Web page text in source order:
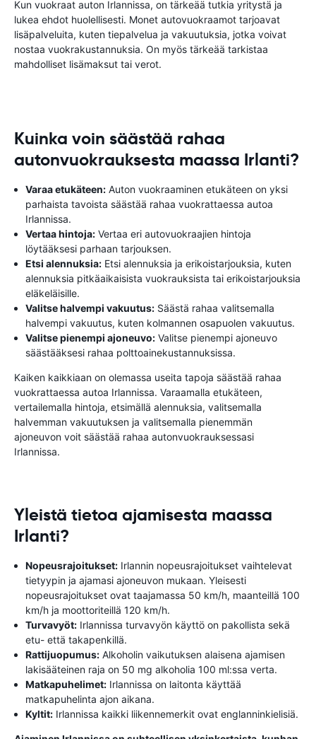
Kun vuokraat auton Irlannissa, on tärkeää tutkia yritystä ja
lukea ehdot huolellisesti. Monet autovuokraamot tarjoavat
lisäpalveluita, kuten tiepalvelua ja vakuutuksia, jotka voivat
nostaa vuokrakustannuksia. On myös tärkeää tarkistaa
mahdolliset lisämaksut tai verot.
Kuinka voin säästää rahaa
autonvuokrauksesta maassa Irlanti?
Varaa etukäteen: Auton vuokraaminen etukäteen on yksi
parhaista tavoista säästää rahaa vuokrattaessa autoa
Irlannissa.
Vertaa hintoja: Vertaa eri autovuokraajien hintoja
löytääksesi parhaan tarjouksen.
Etsi alennuksia: Etsi alennuksia ja erikoistarjouksia, kuten
alennuksia pitkäaikaisista vuokrauksista tai erikoistarjouksia
eläkeläisille.
Valitse halvempi vakuutus: Säästä rahaa valitsemalla
halvempi vakuutus, kuten kolmannen osapuolen vakuutus.
Valitse pienempi ajoneuvo: Valitse pienempi ajoneuvo
säästääksesi rahaa polttoainekustannuksissa.
Kaiken kaikkiaan on olemassa useita tapoja säästää rahaa
vuokrattaessa autoa Irlannissa. Varaamalla etukäteen,
vertailemalla hintoja, etsimällä alennuksia, valitsemalla
halvemman vakuutuksen ja valitsemalla pienemmän
ajoneuvon voit säästää rahaa autonvuokrauksessasi
Irlannissa.
Yleistä tietoa ajamisesta maassa
Irlanti?
Nopeusrajoitukset: Irlannin nopeusrajoitukset vaihtelevat
tietyypin ja ajamasi ajoneuvon mukaan. Yleisesti
nopeusrajoitukset ovat taajamassa 50 km/h, maanteillä 100
km/h ja moottoriteillä 120 km/h.
Turvavyöt: Irlannissa turvavyön käyttö on pakollista sekä
etu- että takapenkillä.
Rattijuopumus: Alkoholin vaikutuksen alaisena ajamisen
lakisääteinen raja on 50 mg alkoholia 100 ml:ssa verta.
Matkapuhelimet: Irlannissa on laitonta käyttää
matkapuhelinta ajon aikana.
Kyltit: Irlannissa kaikki liikennemerkit ovat englanninkielisiä.